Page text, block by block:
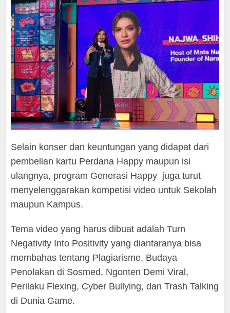
Selain konser dan keuntungan yang didapat dari
pembelian kartu Perdana Happy maupun isi
ulangnya, program Generasi Happy juga turut
menyelenggarakan kompetisi video untuk Sekolah
maupun Kampus.
Tema video yang harus dibuat adalah Turn
Negativity Into Positivity yang diantaranya bisa
membahas tentang Plagiarisme, Budaya
Penolakan di Sosmed, Ngonten Demi Viral,
Perilaku Flexing, Cyber Bullying, dan Trash Talking
di Dunia Game.